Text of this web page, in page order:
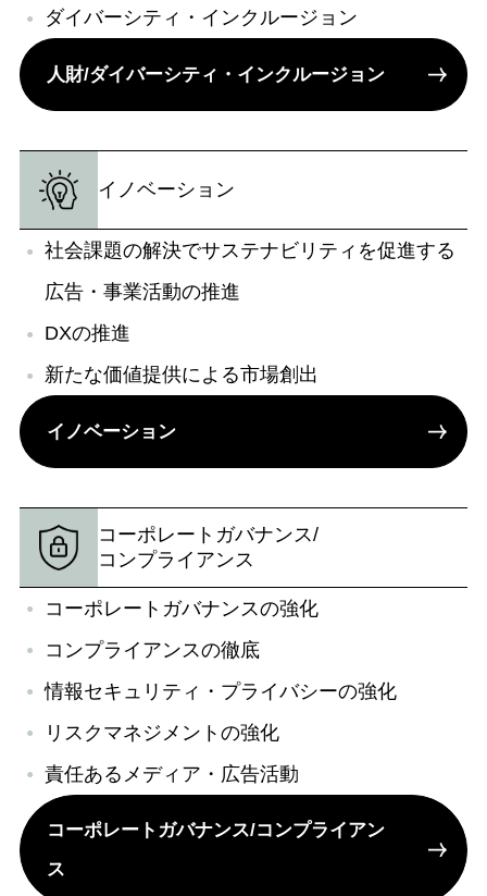
ダイバーシティ・インクルージョン
人財/ダイバーシティ・インクルージョン
イノベーション
社会課題の解決でサステナビリティを促進する
広告・事業活動の推進
DXの推進
新たな価値提供による市場創出
イノベーション
コーポレートガバナンス/
コンプライアンス
コーポレートガバナンスの強化
コンプライアンスの徹底
情報セキュリティ・プライバシーの強化
リスクマネジメントの強化
責任あるメディア・広告活動
コーポレートガバナンス/コンプライアン
ス